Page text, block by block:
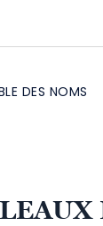
DES NOMS